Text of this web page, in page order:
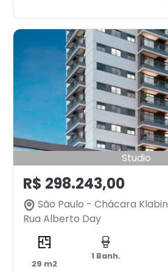
Studio
R$ 298.243,00
São Paulo - Chácara Klabin
Rua Alberto Day
29 m2
1 Banh.